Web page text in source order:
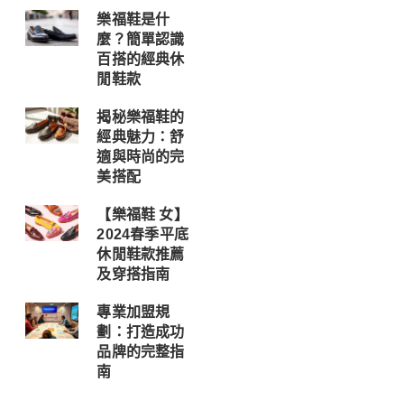
樂福鞋是什
麼？簡單認識
百搭的經典休
閒鞋款
揭秘樂福鞋的
經典魅力：舒
適與時尚的完
美搭配
【樂福鞋 女】
2024春季平底
休閒鞋款推薦
及穿搭指南
專業加盟規
劃：打造成功
品牌的完整指
南